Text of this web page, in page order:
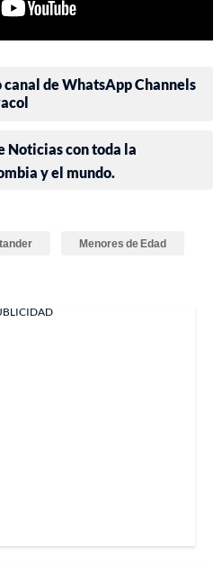
canal de WhatsApp Channels
Noticias con toda la
y el mundo.
Menores de Edad